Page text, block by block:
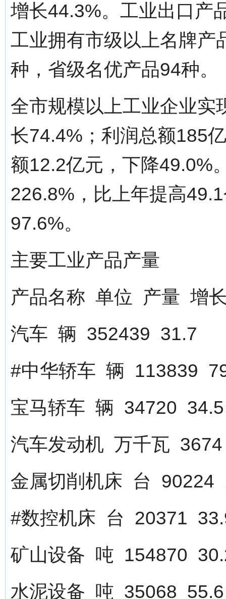
增长44.3%。工业出口产
工业拥有市级以上名牌产
种，省级名优产品94种。
全市规模以上工业企业实
长74.4%；利润总额185
额12.2亿元，下降49.0%
226.8%，比上年提高
97.6%。
主要工业产品产量
产品名称 单位 产量 增
汽车 辆 352439 31.7
#中华轿车 辆 113839
宝马轿车 辆 34720 34.5
汽车发动机 万千瓦
金属切削机床 台 90224
#数控机床 台 20371
矿山设备 吨 154870
水泥设备 吨 35068 55.6